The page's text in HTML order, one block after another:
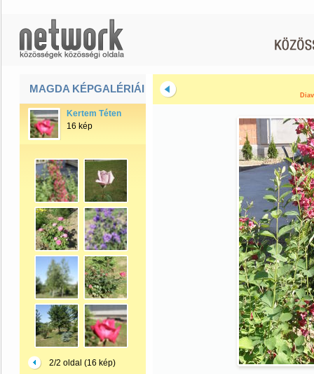
MAGDA KÉPGALÉRIÁI
Kertem Téten
16 kép
2/2 oldal (16 kép)